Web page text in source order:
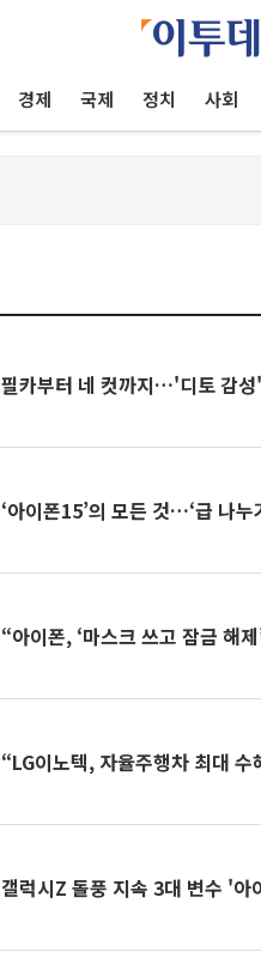
경제 국제 정치 사회
필카부터 네 컷까지…'디토 감
‘아이폰15’의 모든 것…‘급 나
“아이폰, ‘마스크 쓰고 잠금 해
“LG이노텍, 자율주행차 최대
갤럭시Z 돌풍 지속 3대 변수 '